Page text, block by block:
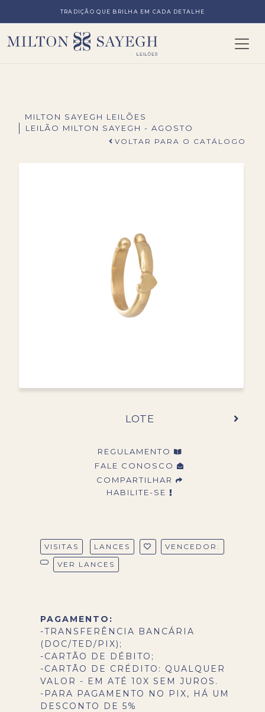
TRADIÇÃO QUE BRILHA EM CADA DETALHE
MILTON SAYEGH LEILÕES
LEILÃO MILTON SAYEGH - AGOSTO
VOLTAR PARA O CATÁLOGO
LOTE
REGULAMENTO
FALE CONOSCO
COMPARTILHAR
HABILITE-SE
VISITAS LANCES
VENCEDOR:
VER LANCES
PAGAMENTO:
-TRANSFERÊNCIA BANCÁRIA
(DOC/TED/PIX);
-CARTÃO DE DÉBITO;
-CARTÃO DE CRÉDITO: QUALQUER
VALOR - EM ATÉ 10X SEM JUROS.
-PARA PAGAMENTO NO PIX, HÁ UM
DESCONTO DE 5%